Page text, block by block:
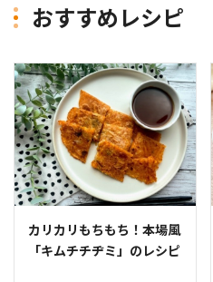
おすすめレシピ
カリカリもちもち！本場風
「キムチチヂミ」のレシピ